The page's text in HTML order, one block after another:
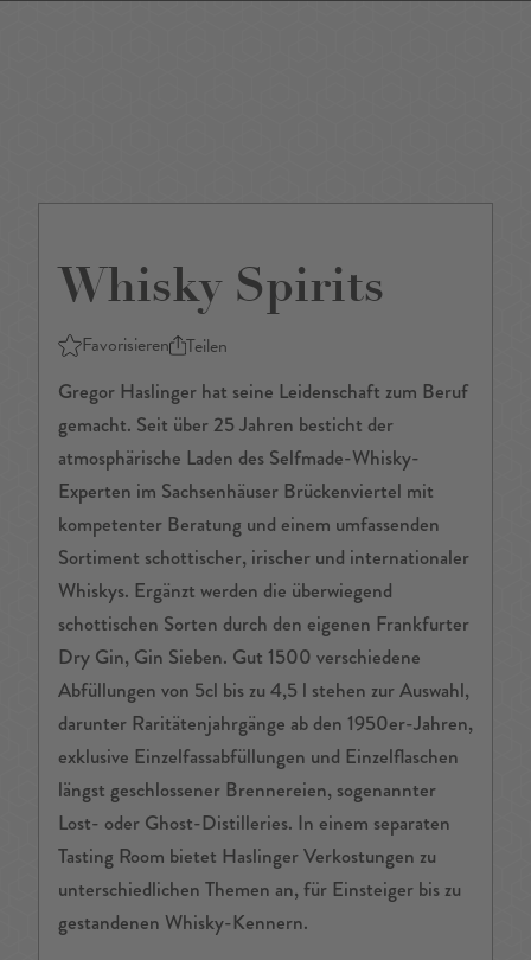
Whisky Spirits
Favorisieren Teilen
Gregor Haslinger hat seine Leidenschaft zum Beruf
gemacht. Seit über 25 Jahren besticht der
atmosphärische Laden des Selfmade-Whisky-
Experten im Sachsenhäuser Brückenviertel mit
kompetenter Beratung und einem umfassenden
Sortiment schottischer, irischer und internationaler
Whiskys. Ergänzt werden die überwiegend
schottischen Sorten durch den eigenen Frankfurter
Dry Gin, Gin Sieben. Gut 1500 verschiedene
Abfüllungen von 5cl bis zu 4,5 l stehen zur Auswahl,
darunter Raritätenjahrgänge ab den 1950er-Jahren,
exklusive Einzelfassabfüllungen und Einzelflaschen
längst geschlossener Brennereien, sogenannter
Lost- oder Ghost-Distilleries. In einem separaten
Tasting Room bietet Haslinger Verkostungen zu
unterschiedlichen Themen an, für Einsteiger bis zu
gestandenen Whisky-Kennern.